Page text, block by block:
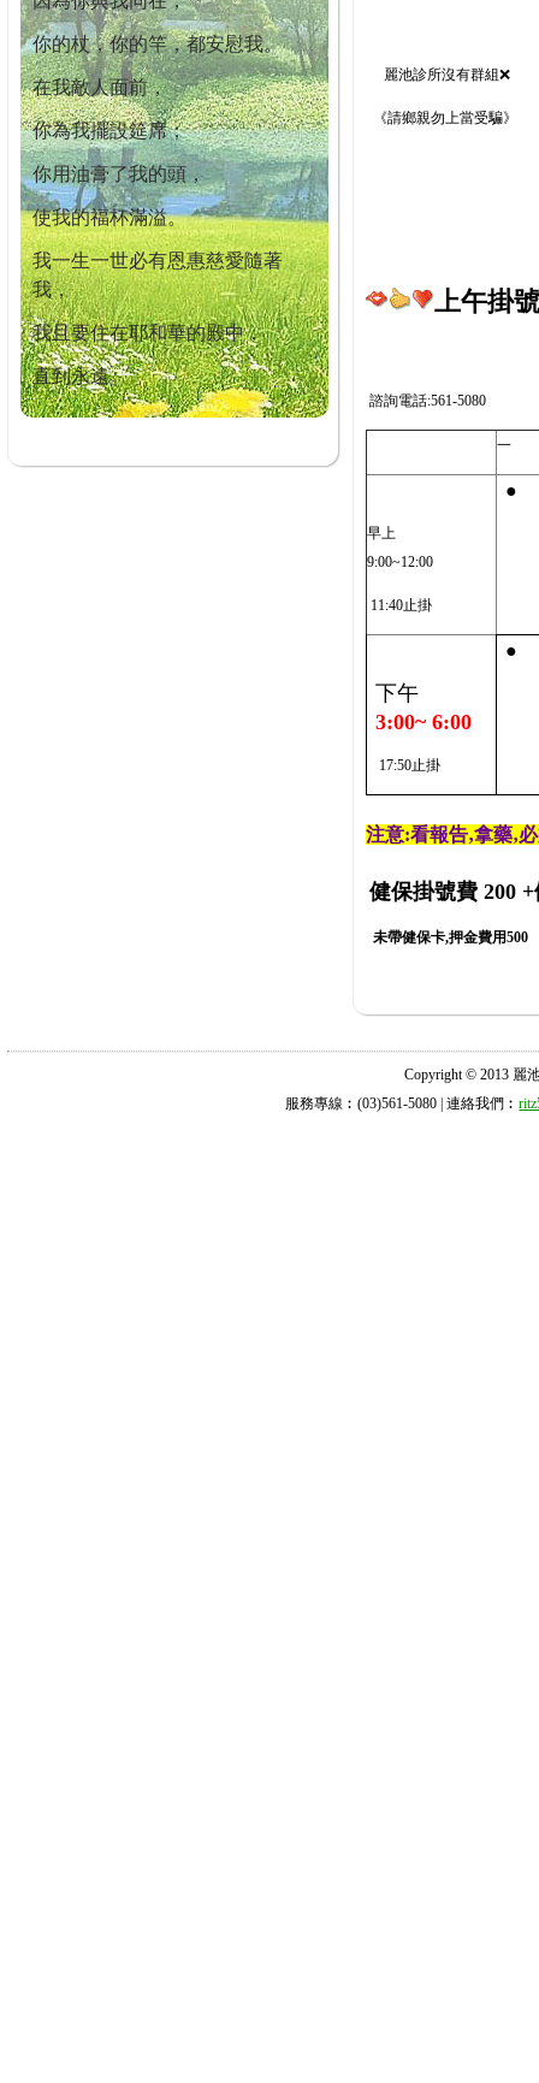
你的杖，你的竿，都安慰我。
在我敵人面前，
你為我擺設筵席；
你用油膏了我的頭，
使我的福杯滿溢。
我一生一世必有恩惠慈愛隨著
我，
我且要住在耶和華的殿中，
直到永遠。
麗池診所沒有群組❌
《請鄉親勿上當受騙》
上午掛
諮詢電話:561-5080
一
早上
9:00~12:00
11:40止掛
●
下午
3:00~ 6:00
17:50止掛
●
注意:看報告‚拿藥‚
健保掛號費 200 +
未帶健保卡,押金費用500
Copyright © 2013 麗
服務專線︰(03)561-5080 | 連絡我們︰